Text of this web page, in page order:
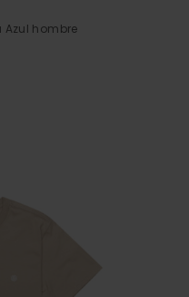
hombre